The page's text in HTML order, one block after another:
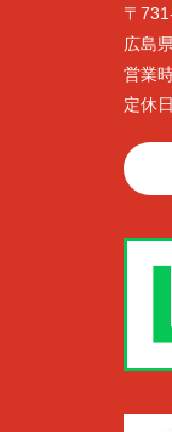
〒
広島
営業
定休